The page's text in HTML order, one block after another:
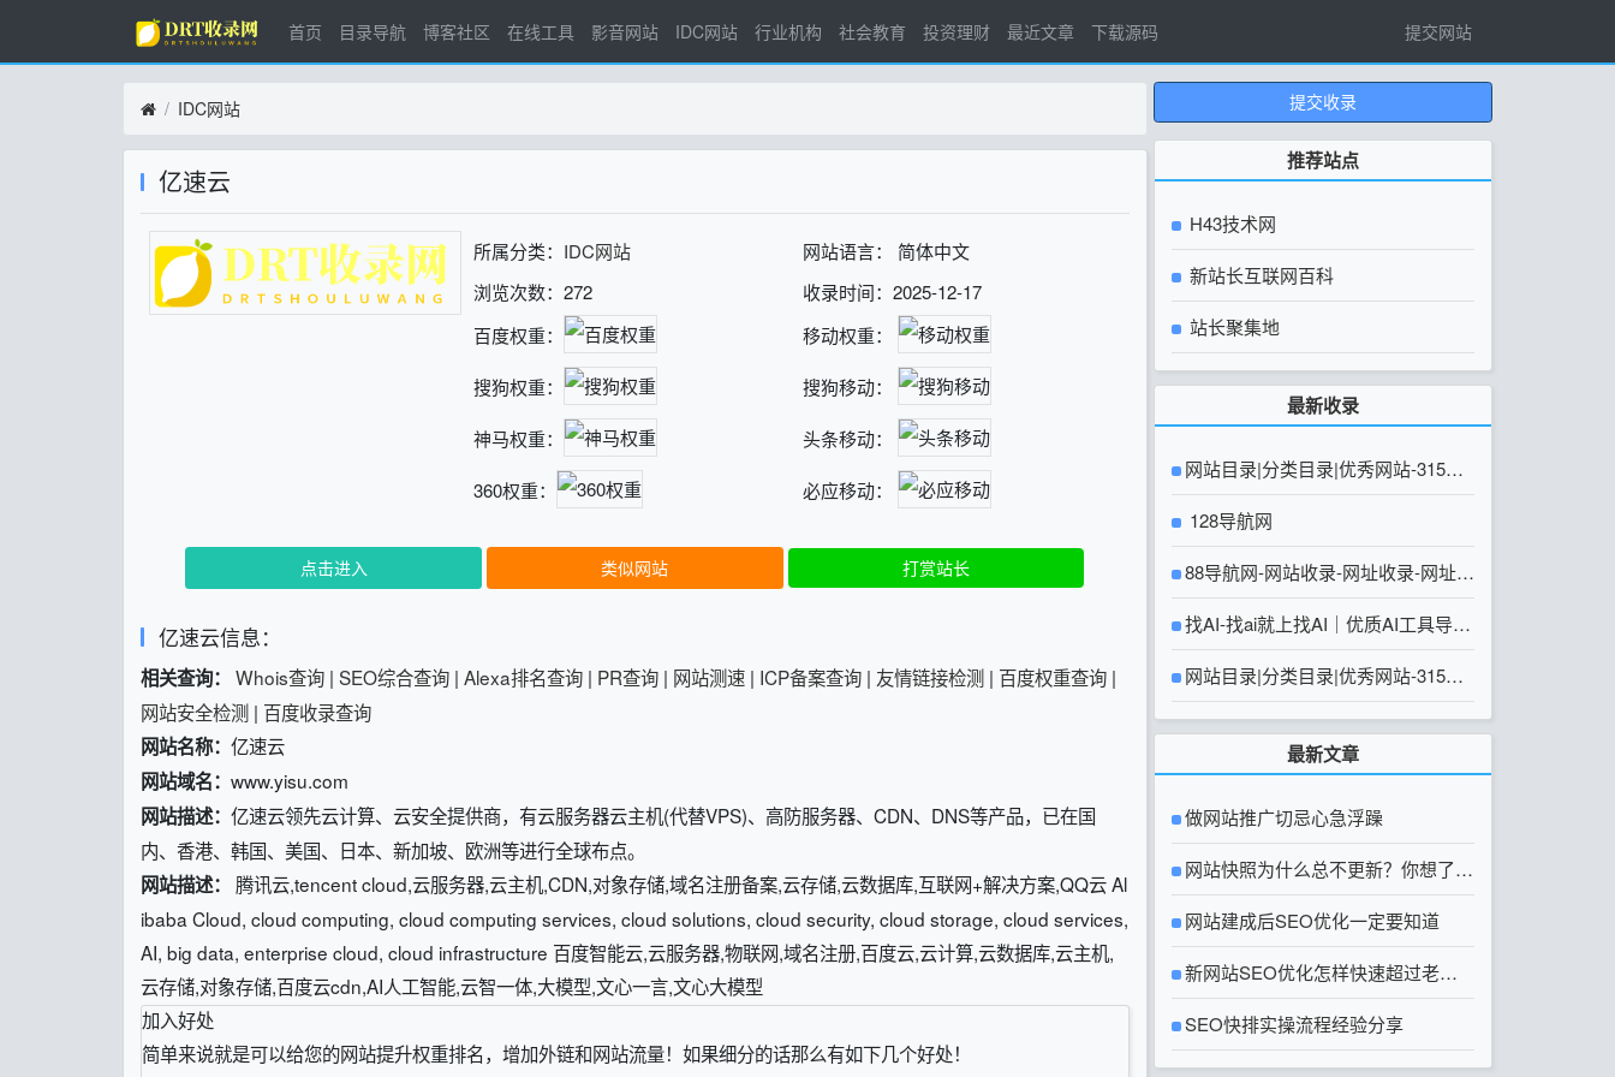
首页 目录导航 博客社区 在线工具 影音网站 IDC网站 行业机构 社会教育 投资理财 最近文章 下载源码 提交网站
IDC网站
亿速云
所属分类： IDC网站
网站语言： 简体中文
浏览次数：272
收录时间：2025-12-17
百度权重：
移动权重：
搜狗权重： 搜狗移动：
神马权重： 头条移动：
360权重： 必应移动：
点击进入 类似网站 打赏站长
亿速云信息：
相关查询： Whois查询 | SEO综合查询 | Alexa排名查询 | PR查询 | 网站测速 | ICP备案查询 | 友情链接检测 | 百度权重查询 |
网站安全检测 | 百度收录查询
网站名称： 亿速云
网站域名： www.yisu.com
网站描述： 亿速云领先云计算、云安全提供商，有云服务器云主机(代替VPS)、高防服务器、CDN、DNS等产品，已在国
内、香港、韩国、美国、日本、新加坡、欧洲等进行全球布点。
网站描述： 腾讯云,tencent cloud,云服务器,云主机,CDN,对象存储,域名注册备案,云存储,云数据库,互联网+解决方案,QQ云 Al
ibaba Cloud, cloud computing, cloud computing services, cloud solutions, cloud security, cloud storage, cloud services,
AI, big data, enterprise cloud, cloud infrastructure 百度智能云,云服务器,物联网,域名注册,百度云,云计算,云数据库,云主机,
云存储,对象存储,百度云cdn,AI人工智能,云智一体,大模型,文心一言,文心大模型
加入好处
简单来说就是可以给您的网站提升权重排名，增加外链和网站流量！如果细分的话那么有如下几个好处！
提交收录
推荐站点
H43技术网
新站长互联网百科
站长聚集地
最新收录
网站目录|分类目录|优秀网站-315友
链网【官方网站】
128导航网
88导航网-网站收录-网址收录-网址导
航-收录网站-自助广告系统
找AI-找ai就上找AI｜优质AI工具导航
大全
网站目录|分类目录|优秀网站-315友
链网【官方网站】
最新文章
做网站推广切忌心急浮躁
网站快照为什么总不更新？你想了解
的网站快照问题都在这里
网站建成后SEO优化一定要知道
新网站SEO优化怎样快速超过老网
站？
SEO快排实操流程经验分享